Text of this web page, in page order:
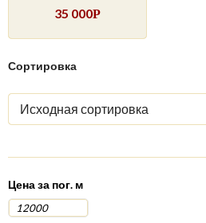
35 000Р
Сортировка
Исходная сортировка
Цена за пог. м